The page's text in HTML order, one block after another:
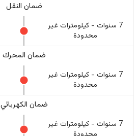
ضمان النقل
7 سنوات - كيلومترات غير
محدودة
ضمان المحرك
7 سنوات - كيلومترات غير
محدودة
ضمان الكهربائي
7 سنوات - كيلومترات غير